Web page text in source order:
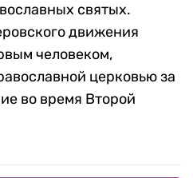
святых.
движения
человеком,
церковью за
во время Второй